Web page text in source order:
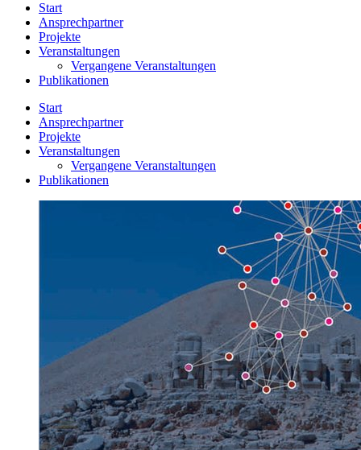
Start
Ansprechpartner
Projekte
Veranstaltungen
Vergangene Veranstaltungen
Publikationen
Start
Ansprechpartner
Projekte
Veranstaltungen
Vergangene Veranstaltungen
Publikationen